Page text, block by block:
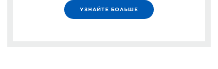
УЗНАЙТЕ БОЛЬШЕ